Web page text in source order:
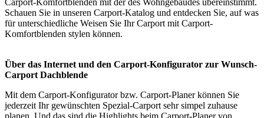
Carport-Komfortblenden mit der des Wohngebäudes übereinstimmt.
Schauen Sie in unseren Carport-Katalog und entdecken Sie, auf was
für unterschiedliche Weisen Sie Ihr Carport mit Carport-
Komfortblenden stylen können.
Über das Internet und den Carport-Konfigurator zur Wunsch-
Carport Dachblende
Mit dem Carport-Konfiguratorbzw. Carport-Planer können Sie
jederzeit Ihr gewünschten Spezial-Carport sehr simpel zuhause